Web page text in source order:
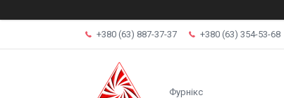
+380 (63) 887-37-37 +380 (63) 354-53-68
Фурнікс